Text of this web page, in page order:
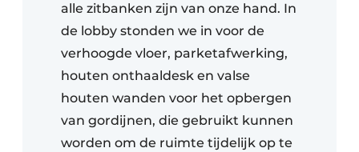
alle zitbanken zijn van onze hand. In
de lobby stonden we in voor de
verhoogde vloer, parketafwerking,
houten onthaaldesk en valse
houten wanden voor het opbergen
van gordijnen, die gebruikt kunnen
worden om de ruimte tijdelijk op te